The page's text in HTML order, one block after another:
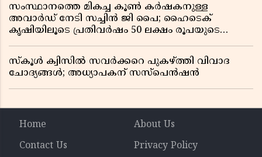
സംസ്ഥാനത്തെ മികച്ച കൂൺ കർഷകനുള്ള
അവാർഡ് നേടി സച്ചിൻ ജി പൈ; ഹൈടെക്
കൃഷിയിലൂടെ പ്രതിവർഷം 50 ലക്ഷം രൂപയുടെ
സ്കൂൾ ക്വിസിൽ സവർക്കറെ പുകഴ്ത്തി വിവാദ
ചോദ്യങ്ങൾ; അധ്യാപകന് സസ്പെൻഷൻ
Home
About Us
Contact Us
Privacy Policy